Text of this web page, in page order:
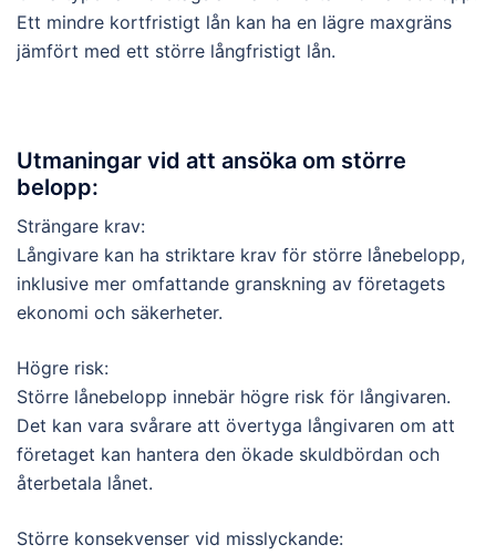
Ett mindre kortfristigt lån kan ha en lägre maxgräns
jämfört med ett större långfristigt lån.
Utmaningar vid att ansöka om större
belopp:
Strängare krav:
Långivare kan ha striktare krav för större lånebelopp,
inklusive mer omfattande granskning av företagets
ekonomi och säkerheter.
Högre risk:
Större lånebelopp innebär högre risk för långivaren.
Det kan vara svårare att övertyga långivaren om att
företaget kan hantera den ökade skuldbördan och
återbetala lånet.
Större konsekvenser vid misslyckande: